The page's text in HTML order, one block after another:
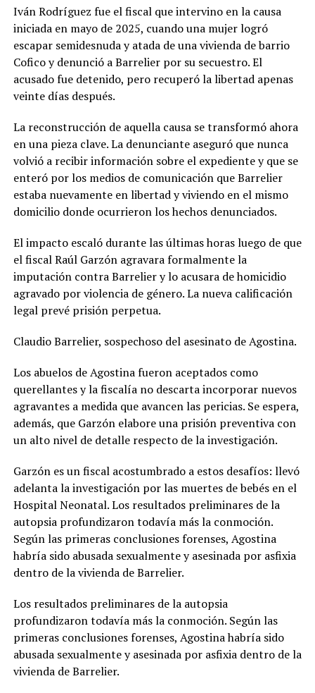
Iván Rodríguez fue el fiscal que intervino en la causa
iniciada en mayo de 2025, cuando una mujer logró
escapar semidesnuda y atada de una vivienda de barrio
Cofico y denunció a Barrelier por su secuestro. El
acusado fue detenido, pero recuperó la libertad apenas
veinte días después.
La reconstrucción de aquella causa se transformó ahora
en una pieza clave. La denunciante aseguró que nunca
volvió a recibir información sobre el expediente y que se
enteró por los medios de comunicación que Barrelier
estaba nuevamente en libertad y viviendo en el mismo
domicilio donde ocurrieron los hechos denunciados.
El impacto escaló durante las últimas horas luego de que
el fiscal Raúl Garzón agravara formalmente la
imputación contra Barrelier y lo acusara de homicidio
agravado por violencia de género. La nueva calificación
legal prevé prisión perpetua.
Claudio Barrelier, sospechoso del asesinato de Agostina.
Los abuelos de Agostina fueron aceptados como
querellantes y la fiscalía no descarta incorporar nuevos
agravantes a medida que avancen las pericias. Se espera,
además, que Garzón elabore una prisión preventiva con
un alto nivel de detalle respecto de la investigación.
Garzón es un fiscal acostumbrado a estos desafíos: llevó
adelanta la investigación por las muertes de bebés en el
Hospital Neonatal. Los resultados preliminares de la
autopsia profundizaron todavía más la conmoción.
Según las primeras conclusiones forenses, Agostina
habría sido abusada sexualmente y asesinada por asfixia
dentro de la vivienda de Barrelier.
Los resultados preliminares de la autopsia
profundizaron todavía más la conmoción. Según las
primeras conclusiones forenses, Agostina habría sido
abusada sexualmente y asesinada por asfixia dentro de la
vivienda de Barrelier.